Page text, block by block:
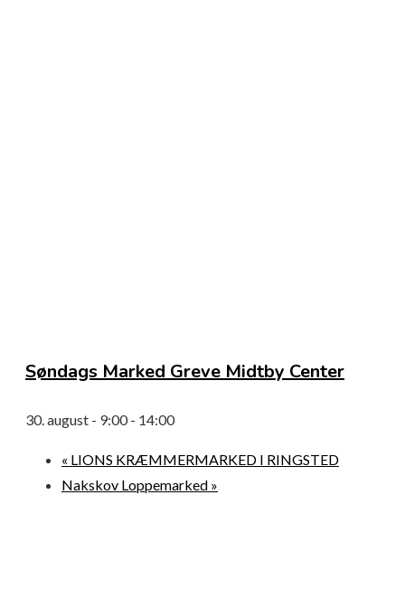
Søndags Marked Greve Midtby Center
30. august - 9:00- 14:00
« LIONS KRÆMMERMARKED I RINGSTED
Nakskov Loppemarked »